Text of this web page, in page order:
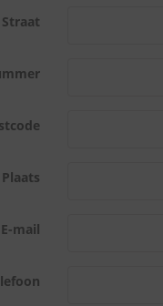
Straat
Plaats
E-mail